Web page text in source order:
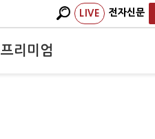
LIVE 전자신문
프리미엄